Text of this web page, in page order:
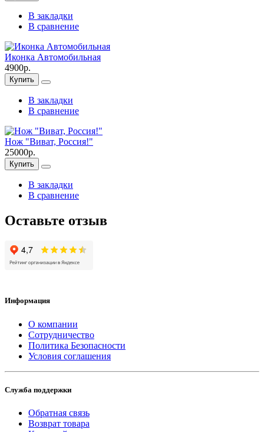
В закладки
В сравнение
Иконка Автомобильная
4900р.
Купить
В закладки
В сравнение
Нож "Виват, Россия!"
25000р.
Купить
В закладки
В сравнение
Оставьте отзыв
Информация
О компании
Сотрудничество
Политика Безопасности
Условия соглашения
Служба поддержки
Обратная связь
Возврат товара